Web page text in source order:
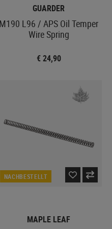
GUARDER
M190 L96 / APS Oil Temper
Wire Spring
€ 24,90
NACHBESTELLT
MAPLE LEAF